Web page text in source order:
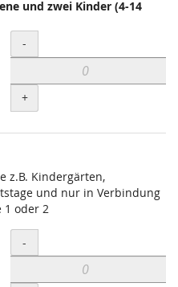
und zwei Kinder (4-14
Menge
-
+
z.B. Kindergärten,
und nur in Verbindung
1 oder 2
Menge
-